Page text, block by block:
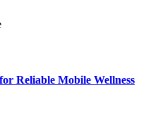
Reliable Mobile Wellness